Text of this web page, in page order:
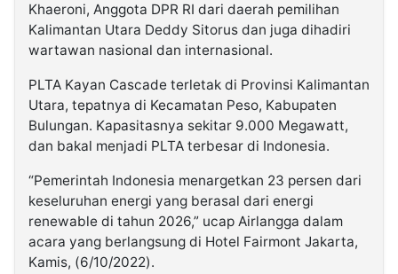
Khaeroni, Anggota DPR RI dari daerah pemilihan
Kalimantan Utara Deddy Sitorus dan juga dihadiri
wartawan nasional dan internasional.
PLTA Kayan Cascade terletak di Provinsi Kalimantan
Utara, tepatnya di Kecamatan Peso, Kabupaten
Bulungan. Kapasitasnya sekitar 9.000 Megawatt,
dan bakal menjadi PLTA terbesar di Indonesia.
“Pemerintah Indonesia menargetkan 23 persen dari
keseluruhan energi yang berasal dari energi
renewable di tahun 2026,” ucap Airlangga dalam
acara yang berlangsung di Hotel Fairmont Jakarta,
Kamis, (6/10/2022).